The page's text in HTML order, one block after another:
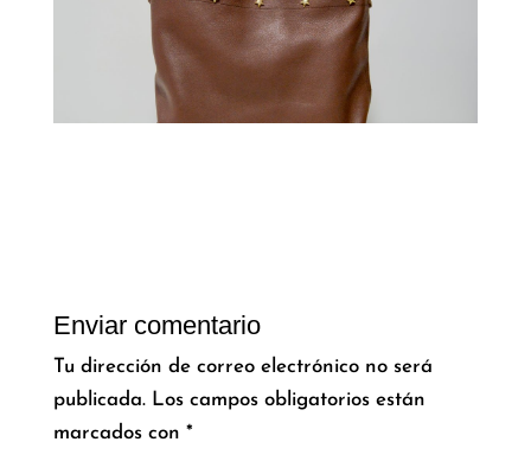
Enviar comentario
Tu dirección de correo electrónico no será
publicada. Los campos obligatorios están
marcados con *